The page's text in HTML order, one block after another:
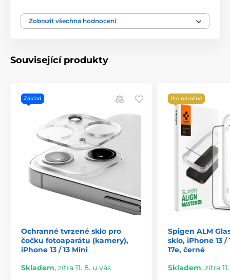
Zobrazit všechna hodnocení
Související produkty
Základ
Ochranné tvrzené sklo pro
čočku fotoaparátu (kamery),
iPhone 13 / 13 Mini
Skladem, zítra 11. 8. u vás
Pro náročné
Spigen ALM
sklo, iPhone 13 /
17e, černé
Skladem, zítra